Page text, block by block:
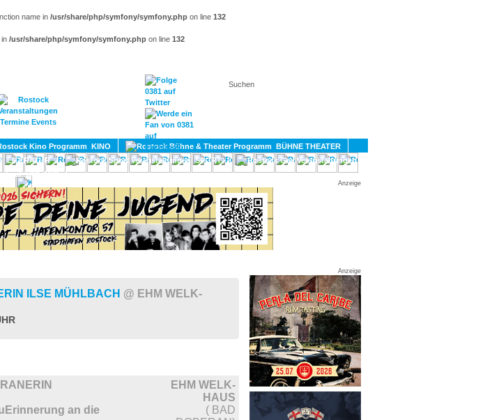
name in /usr/share/php/symfony/symfony.php on line 132
/usr/share/php/symfony/symfony.php on line 132
KONTAKT
KINO
BÜHNE THEATER
LITERATUR SPORT
GAY
UMLAND
Anzeige
Anzeige
ILSE MÜHLBACH @ EHM WELK-
EHM WELK-
HAUS
( BAD